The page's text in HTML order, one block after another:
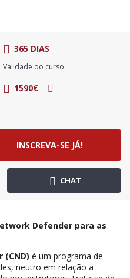
365 DIAS
Validade do curso
1590€
INSCREVA-SE JÁ!
CHAT
Defender para as
é um programa de
neutro em relação a